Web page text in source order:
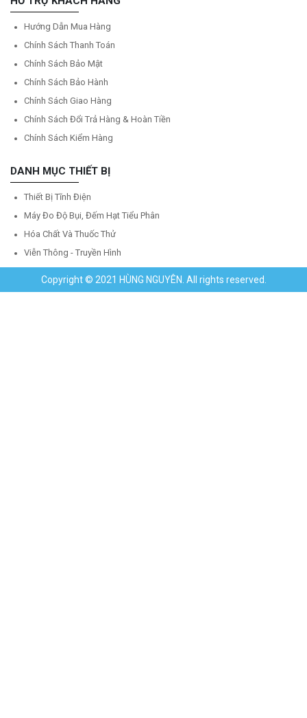
Hướng Dẫn Mua Hàng
Chính Sách Thanh Toán
Chính Sách Bảo Mật
Chính Sách Bảo Hành
Chính Sách Giao Hàng
Chính Sách Đổi Trả Hàng & Hoàn Tiền
Chính Sách Kiểm Hàng
DANH MỤC THIẾT BỊ
Thiết Bị Tĩnh Điện
Máy Đo Độ Bụi, Đếm Hạt Tiểu Phân
Hóa Chất Và Thuốc Thử
Viễn Thông - Truyền Hình
Copyright © 2021 HÙNG NGUYÊN. All rights reserved.